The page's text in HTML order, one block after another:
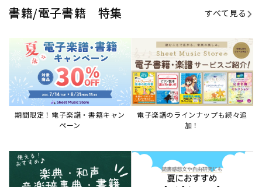
書籍/電子書籍 特集 すべて見る
期間限定！電子楽譜・書籍キャン
ペーン
電子楽譜のラインナップも続々追
加！